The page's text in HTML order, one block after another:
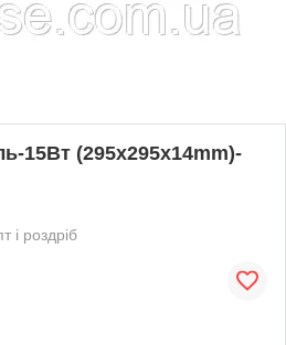
15Вт (295x295x14mm)-
і роздріб